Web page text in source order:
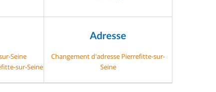
Seine
sur-Seine
Adresse
Changement d'adresse Pierrefitte-sur-
Seine